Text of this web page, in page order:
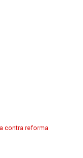
contra reforma